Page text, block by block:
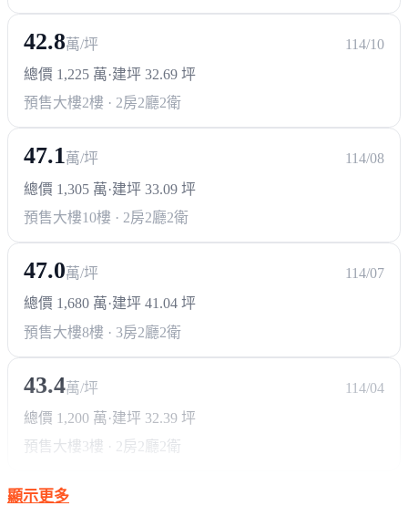
42.8萬/坪
114/10
總價 1,225 萬·建坪 32.69 坪
預售大樓2樓 · 2房2廳2衛
47.1萬/坪
114/08
總價 1,305 萬·建坪 33.09 坪
預售大樓10樓 · 2房2廳2衛
47.0萬/坪
114/07
總價 1,680 萬·建坪 41.04 坪
預售大樓8樓 · 3房2廳2衛
43.4萬/坪
114/04
總價 1,200 萬 ·建坪 32.39 坪
預售大樓 3樓 · 2房2廳2衛
顯示更多